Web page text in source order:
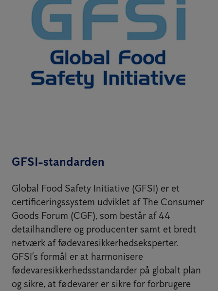
GFSI-standarden
Global Food Safety Initiative (GFSI) er et
certificeringssystem udviklet af The Consumer
Goods Forum (CGF), som består af 44
detailhandlere og producenter samt et bredt
netværk af fødevaresikkerhedseksperter.
GFSI’s formål er at harmonisere
fødevaresikkerhedsstandarder på globalt plan
og sikre, at fødevarer er sikre for forbrugere